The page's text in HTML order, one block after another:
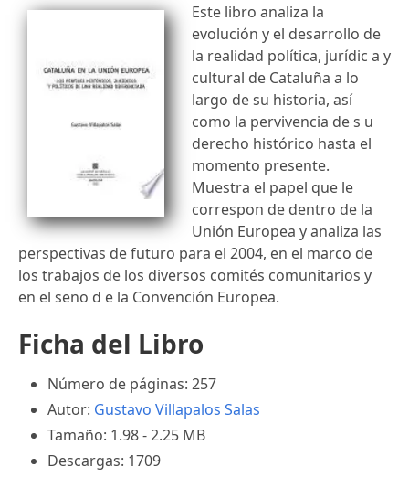
Este libro analiza la
evolución y el desarrollo de
la realidad política, jurídic a y
cultural de Cataluña a lo
largo de su historia, así
como la pervivencia de s u
derecho histórico hasta el
momento presente.
Muestra el papel que le
correspon de dentro de la
Unión Europea y analiza las
perspectivas de futuro para el 2004, en el marco de
los trabajos de los diversos comités comunitarios y
en el seno d e la Convención Europea.
Ficha del Libro
Número de páginas: 257
Autor: Gustavo Villapalos Salas
Tamaño: 1.98 - 2.25 MB
Descargas: 1709